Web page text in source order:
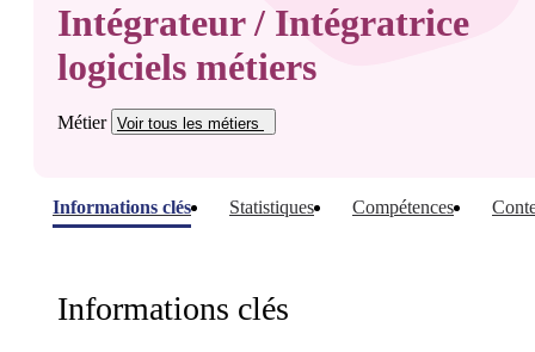
Intégrateur / Intégratrice
logiciels métiers
Métier Voir tous les métiers
Informations clés Statistiques Compétences
Informations clés